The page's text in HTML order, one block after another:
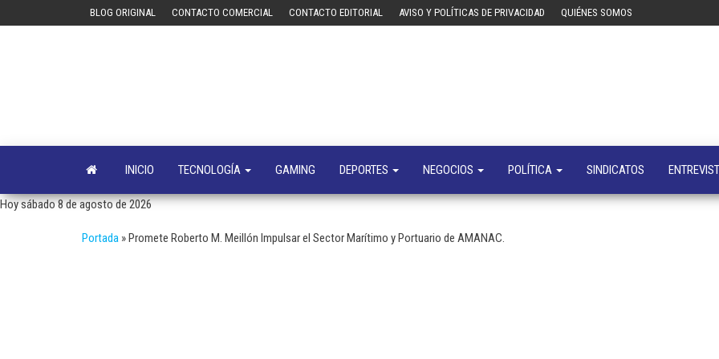
BLOG ORIGINAL CONTACTO COMERCIAL CONTACTO EDITORIAL AVISO Y POLÍTICAS DE PRIVACIDAD QUIÉNES SOMOS
negocios
INICIO TECNOLOGÍA GAMING DEPORTES NEGOCIOS POLÍTICA SINDICATOS
Hoy sábado 8 de agosto de 2026
Portada »Promete Roberto M. Meillón Impulsar el Sector Marítimo y Portuario de AMANAC.